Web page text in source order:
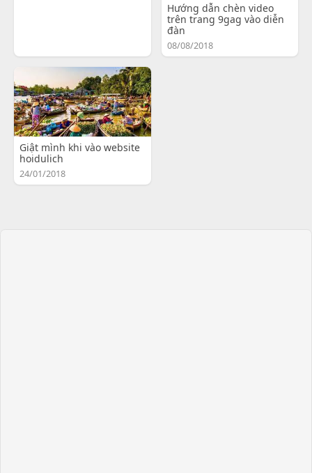
Hướng dẫn chèn video
trên trang 9gag vào diễn
đàn
08/08/2018
Giật mình khi vào website
hoidulich
24/01/2018